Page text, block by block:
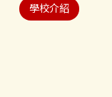
學校介紹